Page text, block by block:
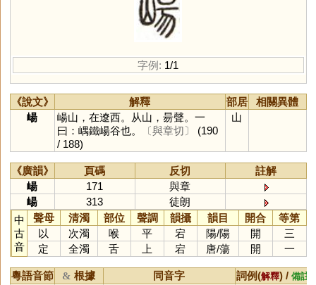
字例: 1/1
《說文》 解釋 部居
相關異體
崵
崵山，在遼西。从山，昜聲。一
曰：嵎鐵崵谷也。
〔與章切〕
(190
/ 188)
山
《廣韻》 頁碼 反切
註解
崵
171
與章
崵
313
徒朗
中
古
音
聲母 清濁 部位 聲調 韻攝 韻目 開合
等第
以
次濁 喉 平 宕 陽/陽 開
三
定
全濁 舌 上 宕 唐/蕩 開 一
粵語音節 & 根據 同音字 詞例(解釋) / 備註